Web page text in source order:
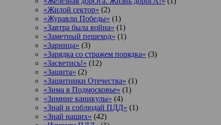
«Жилой сектор» (2)
«Журавли Победы» (1)
«Завтра была война» (1)
«Заметный пешеход» (1)
«Зарница» (3)
«Зарядка со стражем порядка» (3)
«Засветись!» (12)
«Защита» (2)
«Защитники Отечества» (1)
«Зима в Подмосковье» (1)
«Зимние каникулы» (4)
«Знай и соблюдай ПДД» (1)
«Знай наших» (42)